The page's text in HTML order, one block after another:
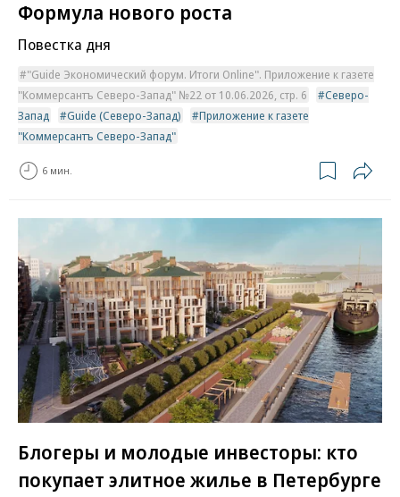
Формула нового роста
Повестка дня
"Guide Экономический форум. Итоги Online". Приложение к газете
"Коммерсантъ Северо-Запад" №22 от 10.06.2026, стр. 6
Северо-
Запад
Guide (Северо-Запад)
Приложение к газете
"Коммерсантъ Северо-Запад"
6 мин.
Блогеры и молодые инвесторы: кто
покупает элитное жилье в Петербурге